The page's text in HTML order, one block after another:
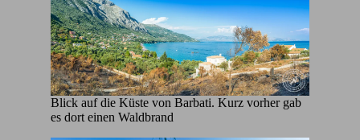
Blick auf die Küste von Barbati. Kurz vorher gab
es dort einen Waldbrand